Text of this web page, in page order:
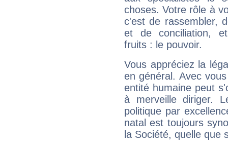
choses. Votre rôle à
c'est de rassembler,
et de conciliation,
fruits : le pouvoir.
Vous appréciez la
en général. Avec
entité humaine peut
à merveille diriger.
politique par
natal est toujours
la Société, quelle que